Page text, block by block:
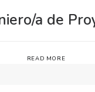
a de
READ MORE